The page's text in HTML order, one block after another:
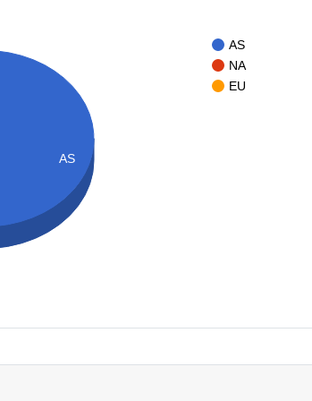
AS
NA
EU
AS